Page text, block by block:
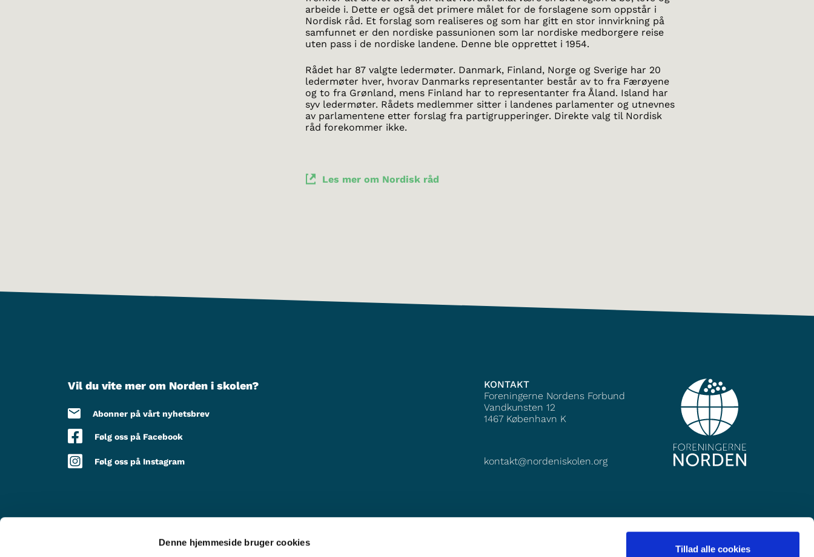
Denne hjemmeside bruger cookies
Tillad alle cookies
arbeide i. Dette er også det primere målet for de forslagene som oppstår i
Nordisk råd. Et forslag som realiseres og som har gitt en stor innvirkning på
samfunnet er den nordiske passunionen som lar nordiske medborgere reise
uten pass i de nordiske landene. Denne ble opprettet i 1954.
Rådet har 87 valgte ledermøter. Danmark, Finland, Norge og Sverige har 20
ledermøter hver, hvorav Danmarks representanter består av to fra Færøyene
og to fra Grønland, mens Finland har to representanter fra Åland. Island har
syv ledermøter. Rådets medlemmer sitter i landenes parlamenter og utnevnes
av parlamentene etter forslag fra partigrupperinger. Direkte valg til Nordisk
råd forekommer ikke.
Les mer om Nordisk råd
Vil du vite mer om Norden i skolen?
Abonner på vårt nyhetsbrev
Følg oss på Facebook
Følg oss på Instagram
KONTAKT
Foreningerne Nordens Forbund
Vandkunsten 12
1467 København K
kontakt@nordeniskolen.org